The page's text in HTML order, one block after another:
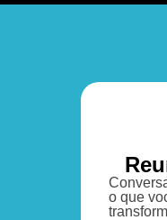
o que